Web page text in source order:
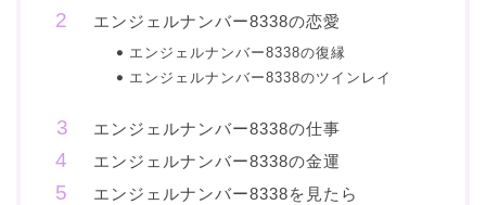
エンジェルナンバー8338の恋愛
エンジェルナンバー8338の復縁
エンジェルナンバー8338のツインレイ
エンジェルナンバー8338の仕事
エンジェルナンバー8338の金運
エンジェルナンバー8338を見たら